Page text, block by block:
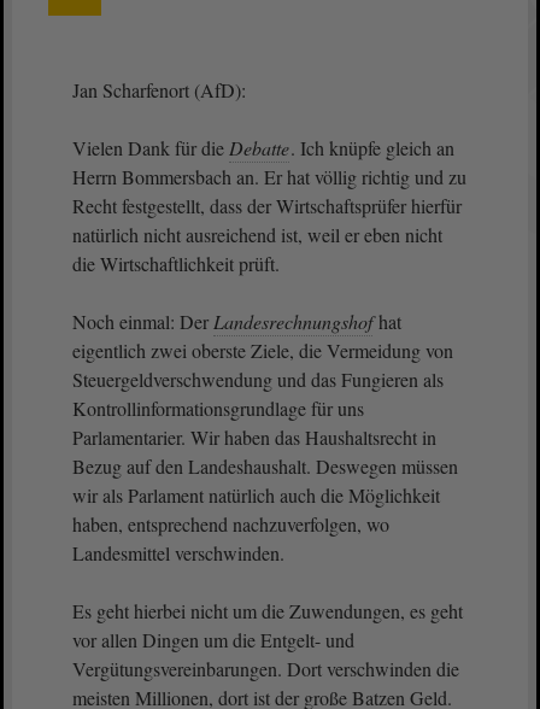
Jan Scharfenort (AfD):
Vielen Dank für die Debatte. Ich knüpfe gleich an
Herrn Bommersbach an. Er hat völlig richtig und zu
Recht festgestellt, dass der Wirtschaftsprüfer hierfür
natürlich nicht ausreichend ist, weil er eben nicht
die Wirtschaftlichkeit prüft.
Noch einmal: Der Landesrechnungshofhat
eigentlich zwei oberste Ziele, die Vermeidung von
Steuergeldverschwendung und das Fungieren als
Kontrollinformationsgrundlage für uns
Parlamentarier. Wir haben das Haushaltsrecht in
Bezug auf den Landeshaushalt. Deswegen müssen
wir als Parlament natürlich auch die Möglichkeit
haben, entsprechend nachzuverfolgen, wo
Landesmittel verschwinden.
Es geht hierbei nicht um die Zuwendungen, es geht
vor allen Dingen um die Entgelt- und
Vergütungsvereinbarungen. Dort verschwinden die
meisten Millionen, dort ist der große Batzen Geld.